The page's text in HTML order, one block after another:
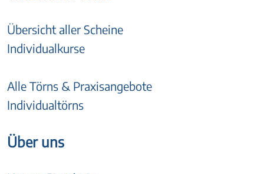
Übersicht aller Scheine
Individualkurse
Alle Törns & Praxisangebote
Individualtörns
Über uns